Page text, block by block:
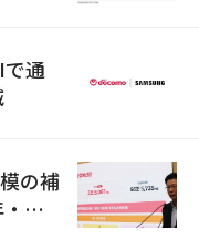
通
の補
安